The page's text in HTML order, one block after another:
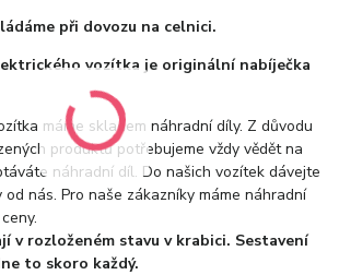
při dovozu na celnici.
vozítka je originální nabíječka
máme skladem náhradní díly. Z důvodu
produktů potřebujeme vždy vědět na
náhradní díl. Do našich vozítek dávejte
nás. Pro naše zákazníky máme náhradní
v rozloženém stavu v krabici. Sestavení
to skoro každý.